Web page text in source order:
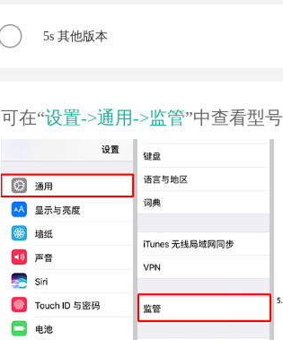
5s 其他版本
可在“设置->通用->监管”中查看型号